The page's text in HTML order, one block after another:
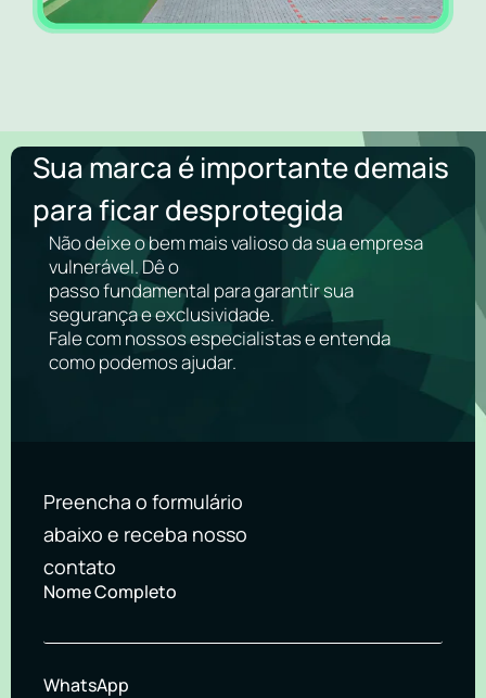
Sua marca é importante demais
para ficar desprotegida
Não deixe o bem mais valioso da sua empresa
vulnerável. Dê o
passo fundamental para garantir sua
segurança e exclusividade.
Fale com nossos especialistas e entenda
como podemos ajudar.
Preencha o formulário
abaixo e receba nosso
contato
Nome Completo
WhatsApp